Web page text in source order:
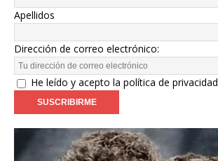
Apellidos
Dirección de correo electrónico:
He leído y acepto la política de privacidad